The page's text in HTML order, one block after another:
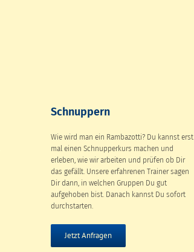
Schnuppern
Wie wird man ein Rambazotti? Du kannst erst
mal einen Schnupperkurs machen und
erleben, wie wir arbeiten und prüfen ob Dir
das gefällt. Unsere erfahrenen Trainer sagen
Dir dann, in welchen Gruppen Du gut
aufgehoben bist. Danach kannst Du sofort
durchstarten.
Jetzt Anfragen